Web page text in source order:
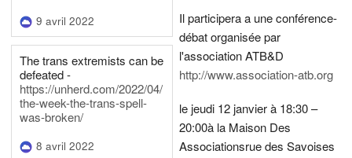
9 avril 2022
The trans extremists can be
defeated -
https://unherd.com/2022/04/
the-week-the-trans-spell-
was-broken/
8 avril 2022
Il participera a une conférence-
débat organisée par
l'association ATB&D
http://www.association-atb.org
le jeudi 12 janvier à 18:30 –
20:00à la Maison Des
Associationsrue des Savoises